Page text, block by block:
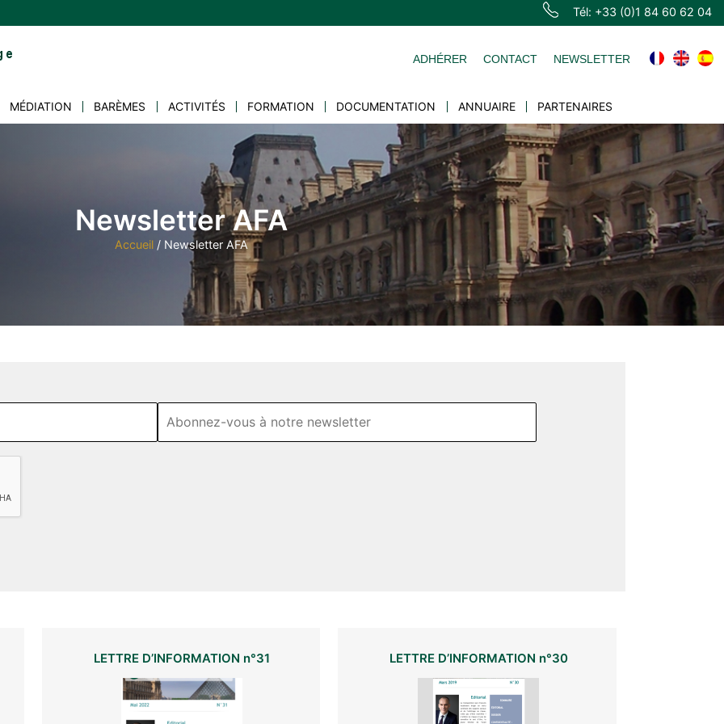
Tél: +33 (0)1 84 60 62 04
ADHÉRER CONTACT NEWSLETTER
MÉDIATION BARÈMES ACTIVITÉS FORMATION DOCUMENTATION ANNUAIRE PARTENAIRES
Newsletter AFA
Accueil/ Newsletter AFA
LETTRE D’INFORMATION n°31 LETTRE D’INFORMATION n°30